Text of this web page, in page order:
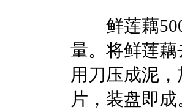
鲜莲藕500
量。将鲜莲
用刀压成泥
片，装盘即